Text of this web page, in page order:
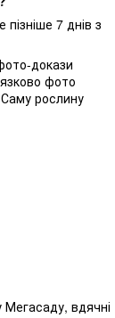
7 днів з
докази
фото
рослину
вдячні